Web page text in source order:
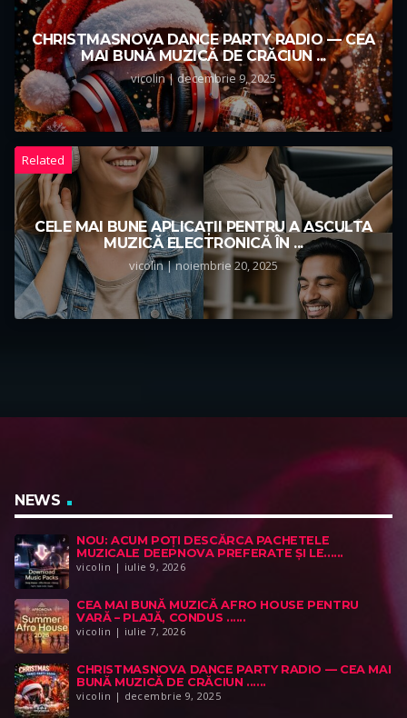
CHRISTMASNOVA DANCE PARTY RADIO — CEA
MAI BUNĂ MUZICĂ DE CRĂCIUN ...
vicolin | decembrie 9, 2025
Related
CELE MAI BUNE APLICAȚII PENTRU A ASCULTA
MUZICĂ ELECTRONICĂ ÎN ...
vicolin | noiembrie 20, 2025
NEWS
NOU: ACUM POȚI DESCĂRCA PACHETELE
MUZICALE DEEPNOVA PREFERATE ȘI LE......
vicolin | iulie 9, 2026
CEA MAI BUNĂ MUZICĂ AFRO HOUSE PENTRU
VARĂ – PLAJĂ, CONDUS ......
vicolin | iulie 7, 2026
CHRISTMASNOVA DANCE PARTY RADIO — CEA MAI
BUNĂ MUZICĂ DE CRĂCIUN ......
vicolin | decembrie 9, 2025